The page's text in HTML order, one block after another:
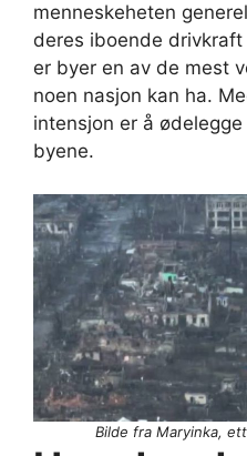
menneskeheten
deres iboende
er byer en av de mest
noen nasjon kan ha.
intensjon er å
byene.
Bilde fra Maryinka,